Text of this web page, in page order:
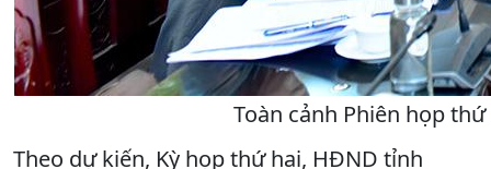
Toàn cảnh Phiên họp
Theo dự kiến, Kỳ họp thứ hai, HĐND tỉnh